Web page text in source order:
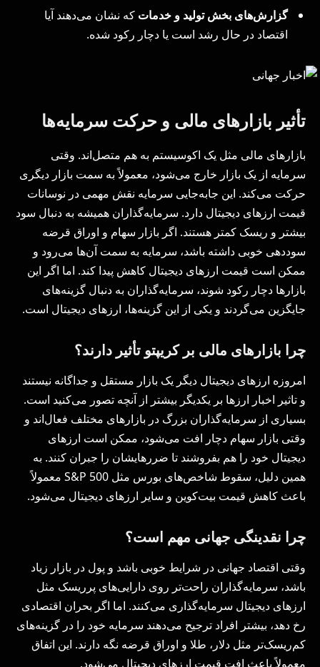
گزارش‌های بخش تولید و خدمات که نشان می‌دهند آیا
اقتصاد در حال رشد است یا دچار رکود شده.
تأثیر بازارهای مالی و حرکت سرمایه‌ها
بازارهای مالی مثل یک اکوسیستم به هم متصل‌اند. وقتی
سرمایه از یک بازار خارج می‌شود، معمولاً به سمت بازار دیگری
حرکت می‌کند. این جابه‌جایی سرمایه نقش مهمی در نوسانات
قیمت ارزهای دیجیتال دارد. سرمایه‌گذاران همیشه به دنبال سود
بیشتر و ریسک کمتر هستند. اگر بازار سهام و اوراق قرضه
سوددهی خوبی داشته باشد، سرمایه به سمت آن‌ها می‌رود و
ممکن است قیمت ارزهای دیجیتال کاهش پیدا کند. اما اگر این
بازارها دچار رکود شوند، سرمایه‌گذاران به دنبال گزینه‌های
جایگزین می‌گردند و یکی از این گزینه‌ها، ارزهای دیجیتال است.
چرا بازارهای مالی بر کریپتو تأثیر دارند؟
امروزه ارزهای دیجیتال دیگر یک بازار مستقل و جداگانه نیستند
و تاثیر اخبار ارزها بر یکدیگر بیشتر از آنچه تصور می‌کنید است.
بسیاری از سرمایه‌گذاران بزرگ در بازارهای مختلف فعال‌اند و
وقتی بازار سهام دچار افت می‌شود، ممکن است ارزهای
دیجیتال خود را هم بفروشند تا ضررهایشان را جبران کنند. به
همین دلیل، سقوط شاخص‌های بورس مثل S&P 500 معمولاً
باعث کاهش قیمت بیت‌کوین و سایر ارزهای دیجیتال می‌شود.
چرا نقدینگی جهانی مهم است؟
وقتی اقتصاد جهانی در شرایط خوبی باشد و پول در بازار زیاد
باشد، سرمایه‌گذاران راحت‌تر روی دارایی‌های پرریسک مثل
ارزهای دیجیتال سرمایه‌گذاری می‌کنند. اما اگر بحران اقتصادی
رخ دهد، بیشتر افراد ترجیح می‌دهند سرمایه خود را در گزینه‌های
کم‌ریسک‌تر مثل دلار، طلا و اوراق قرضه نگه دارند. این اتفاق
معمولاً باعث افت قیمت ارزهای دیجیتال می‌شود.